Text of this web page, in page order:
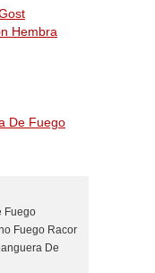
Hembra
De Fuego
Fuego
Fuego Racor
De